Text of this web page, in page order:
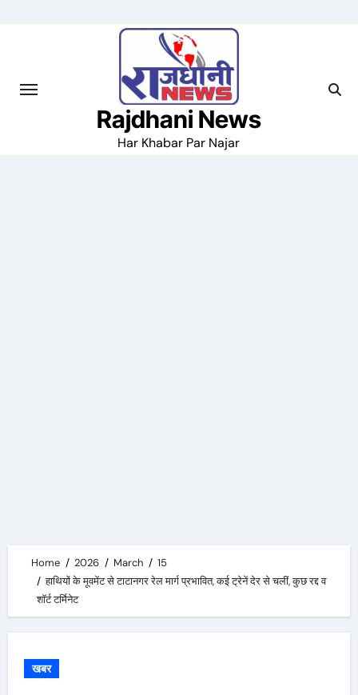
Rajdhani News
Har Khabar Par Najar
Home 2026 March
15
हाथियों के मूवमेंट से टाटानगर रेल मार्ग प्रभावित, कई ट्रेनें देर से चलीं, कुछ रद्द व
शॉर्ट टर्मिनेट
खबर